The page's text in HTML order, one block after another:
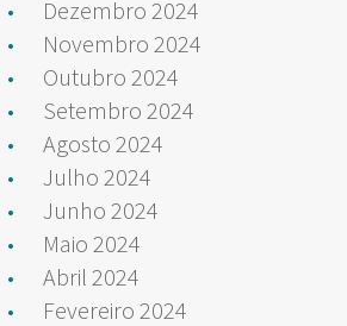
Dezembro 2024
Novembro 2024
Outubro 2024
Setembro 2024
Agosto 2024
Julho 2024
Junho 2024
Maio 2024
Abril 2024
Fevereiro 2024